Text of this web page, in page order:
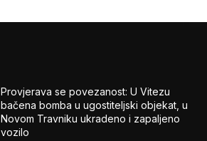
Provjerava se povezanost: U Vitezu
bačena bomba u ugostiteljski objekat, u
Novom Travniku ukradeno i zapaljeno
vozilo